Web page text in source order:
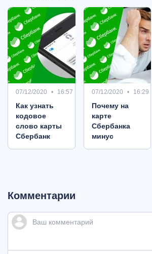
07/12/2020 16:57
Как узнать
кодовое
слово карты
Сбербанк
07/12/2020 16:29
Почему на
карте
Сбербанка
минус
Комментарии